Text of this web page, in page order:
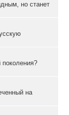
но станет
на